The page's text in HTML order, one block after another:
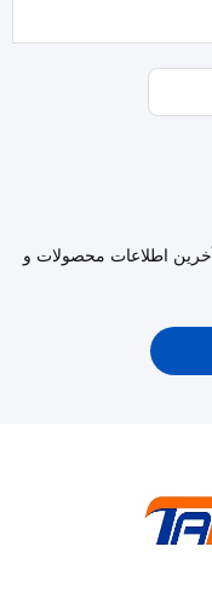
اطلاعات محصولات و